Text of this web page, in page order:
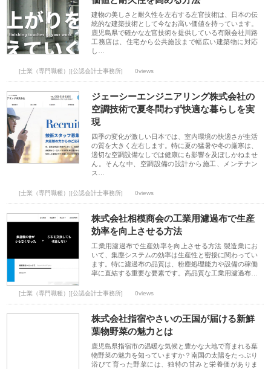
建物の美しさと耐久性を左右する左官技術は、日本の伝
統的な建築技術として今なお高い価値を持っています。
鹿児島県で確かな左官技術を提供している有限会社川路
工務店は、住宅から公共施設まで幅広い建築物に対応
し…
[士業（専門職種）][公認会計士事務所] 0views
ジェーシーエンジニアリング株式会社の
空調技術で夏冬問わず快適な暮らしを実
現
四季の変化が激しい日本では、室内環境の快適さが生活
の質を大きく左右します。特に夏の猛暑や冬の厳寒は、
適切な空調設備なしでは健康にも影響を及ぼしかねませ
ん。そんな中、空調設備の設計から施工、メンテナン
ス…
[士業（専門職種）][公認会計士事務所] 0views
株式会社相模商会の工業用濾過布で生産
効率を向上させる方法
工業用濾過布で生産効率を向上させる方法 製造業にお
いて、集塵システムの効率は生産性と密接に関わってい
ます。特に濾過布の品質は、粉塵処理能力や設備の稼働
率に直結する重要な要素です。高品質な工業用濾過布…
[士業（専門職種）][公認会計士事務所] 0views
株式会社指宿やさいの王国が届ける新鮮
葉物野菜の魅力とは
鹿児島県指宿市の温暖な気候と豊かな大地で育まれる葉
物野菜の魅力を知っていますか？南国の太陽をたっぷり
浴びて育った野菜には、独特の甘みと栄養価がありま